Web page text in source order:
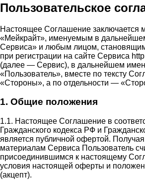
Пользовательское
Настоящее Соглашение заключается
«Мейкрайт», именуемым в
Сервиса» и любым лицом,
при регистрации на сайте Сервиса
(далее — Сервис), в дальнейшем
«Пользователь», вместе по тексту
«Стороны», а по отдельности —
1. Общие положения
1.1. Настоящее Соглашение в
Гражданского кодекса РФ и
является публичной офертой. Получая
материалам Сервиса Пользователь
присоединившимся к настоящему
условия настоящей оферты и
(акцепт).